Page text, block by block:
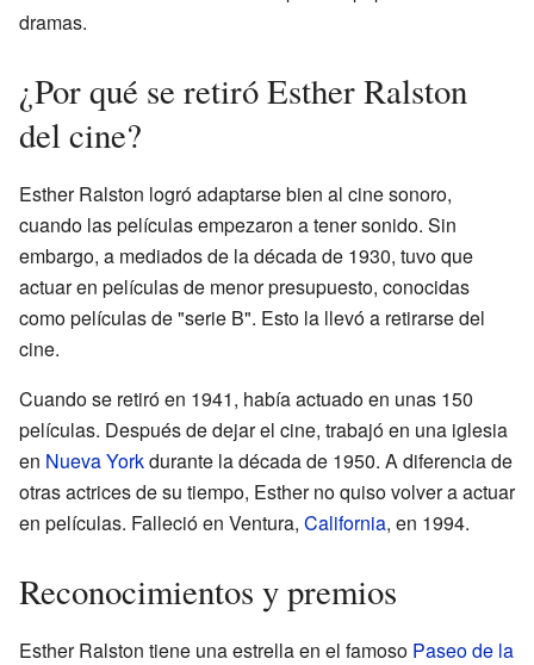
dramas.
¿Por qué se retiró Esther Ralston
del cine?
Esther Ralston logró adaptarse bien al cine sonoro,
cuando las películas empezaron a tener sonido. Sin
embargo, a mediados de la década de 1930, tuvo que
actuar en películas de menor presupuesto, conocidas
como películas de "serie B". Esto la llevó a retirarse del
cine.
Cuando se retiró en 1941, había actuado en unas 150
películas. Después de dejar el cine, trabajó en una iglesia
en Nueva Yorkdurante la década de 1950. A diferencia de
otras actrices de su tiempo, Esther no quiso volver a actuar
en películas. Falleció en Ventura, California, en 1994.
Reconocimientos y premios
Esther Ralston tiene una estrella en el famoso Paseo de la